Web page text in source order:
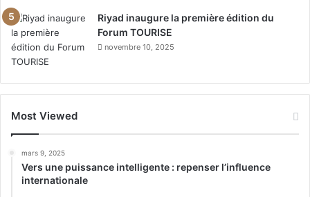
Riyad inaugure la première édition du
Forum TOURISE
novembre 10, 2025
Most Viewed
mars 9, 2025
Vers une puissance intelligente : repenser l’influence
internationale